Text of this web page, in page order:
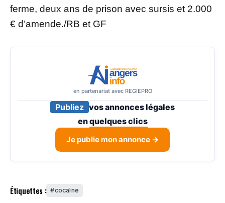
ferme, deux ans de prison avec sursis et 2.000
€ d’amende./RB et GF
en partenariat avec REGIEPRO
Publiez vos annonces légales
enquelques clics
Je publie mon annonce →
Étiquettes : cocaïne